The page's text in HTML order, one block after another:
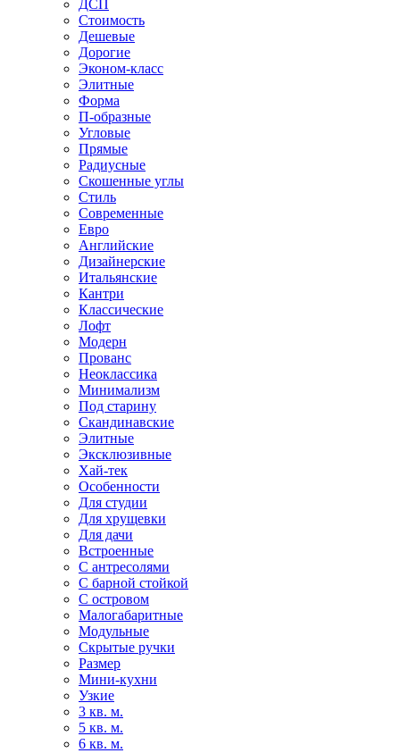
ДСП
Стоимость
Дешевые
Дорогие
Эконом-класс
Элитные
Форма
П-образные
Угловые
Прямые
Радиусные
Скошенные углы
Стиль
Современные
Евро
Английские
Дизайнерские
Итальянские
Кантри
Классические
Лофт
Модерн
Прованс
Неоклассика
Минимализм
Под старину
Скандинавские
Элитные
Эксклюзивные
Хай-тек
Особенности
Для студии
Для хрущевки
Для дачи
Встроенные
С антресолями
С барной стойкой
С островом
Малогабаритные
Модульные
Скрытые ручки
Размер
Мини-кухни
Узкие
3 кв. м.
5 кв. м.
6 кв. м.